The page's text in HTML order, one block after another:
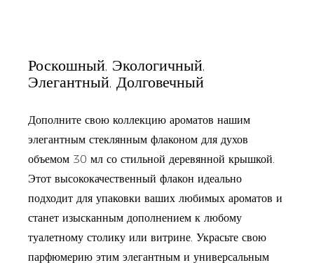
Роскошный, Экологичный,
Элегантный, Долговечный
Дополните свою коллекцию ароматов нашим
элегантным стеклянным флаконом для духов
объемом 30 мл со стильной деревянной крышкой.
Этот высококачественный флакон идеально
подходит для упаковки ваших любимых ароматов и
станет изысканным дополнением к любому
туалетному столику или витрине. Украсьте свою
парфюмерию этим элегантным и универсальным